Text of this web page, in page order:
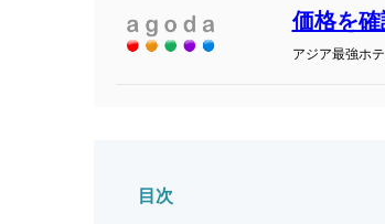
価格を
アジア最強ホ
目次